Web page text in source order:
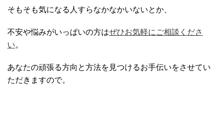
そもそも気になる人すらなかなかいないとか、
不安や悩みがいっぱいの方はぜひお気軽にご相談くださ
い。
あなたの頑張る方向と方法を見つけるお手伝いをさせてい
ただきますので。